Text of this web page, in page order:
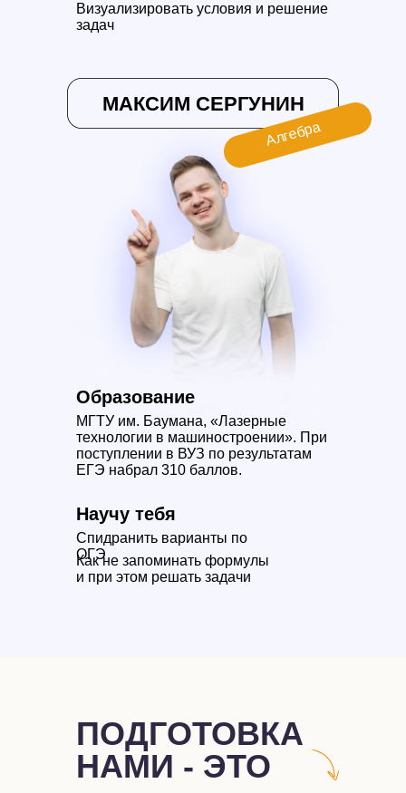
Образование
МГТУ им. Баумана, «Лазерные
технологии в машиностроении». При
поступлении в ВУЗ по результатам
ЕГЭ набрал 310 баллов.
МАКСИМ СЕРГУНИН
Алгебра
Визуализировать условия и решение
задач
Научу тебя
Спидранить варианты по
ОГЭ
Как не запоминать формулы
и при этом решать задачи
ПОДГОТОВКА
НАМИ - ЭТО